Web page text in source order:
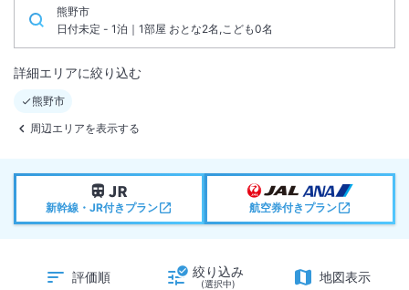
熊野市
日付未定 - 1泊｜1部屋 おとな2名,こども0名
詳細エリアに絞り込む
熊野市
周辺エリアを表示する
新幹線・JR付きプラン 航空券付きプラン
評価順 絞り込み
(選択中) 地図表示